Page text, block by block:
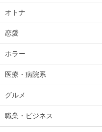
オトナ
恋愛
ホラー
医療・病院系
グルメ
職業・ビジネス